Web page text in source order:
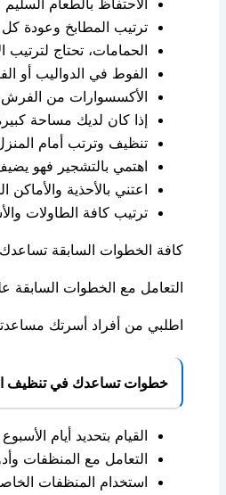
الاحتفاظ بالطعام
ترتيب المطابخ وعودة كل
الحمامات، تحتاج
الفوط في الدواليب أو
الأكسسوارات من الفرش
إذا كان لديك مساحة
تنظيف وترتب أمام
اهتمي بالتشجير فهو
اعتني بالأحذية
ترتيب كافة الطاولات
كافة الخطوات السابقة
التعامل مع الخطوات السابقة
اطلبي من أفراد أسرتك
خطوات تساعدك في تنظيف
القيام بتحديد أيام
التعامل مع المنظفات
استخدام المنظفات